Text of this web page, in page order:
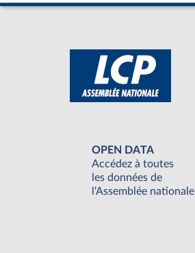
OPEN DATA
Accédez à toutes
les données de
l'Assemblée nationale